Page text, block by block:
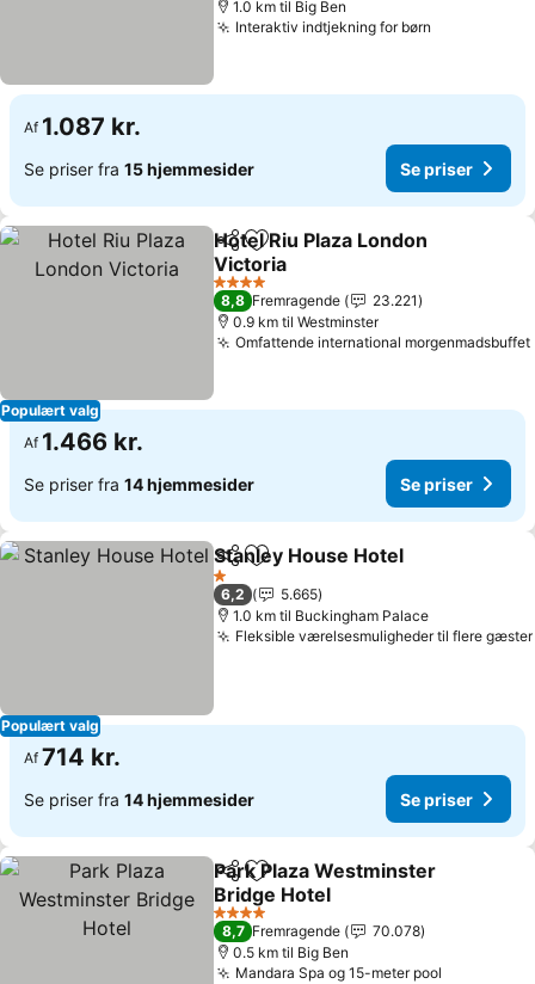
1.0 km til Big Ben
Interaktiv indtjekning for børn
Af 1.087 kr.
Se priser fra 15 hjemmesider Se priser
Populært valg
Del Føj til favoritter
Hotel Riu Plaza London
Victoria
Se priser
4 Stjerner
8,8 Fremragende
23.221
0.9 km til Westminster
Omfattende international morgenmadsbuffet
Af 1.466 kr.
Se priser fra 14 hjemmesider Se priser
Populært valg
Del Føj til favoritter
Stanley House Hotel
1 Stjerner
6,2
5.665
1.0 km til Buckingham Palace
Fleksible værelsesmuligheder til flere gæster
Af 714 kr.
Se priser fra 14 hjemmesider Se priser
Del Føj til favoritter
Park Plaza Westminster
Bridge Hotel
Se priser
4 Stjerner
8,7 Fremragende
70.078
0.5 km til Big Ben
Mandara Spa og 15-meter pool